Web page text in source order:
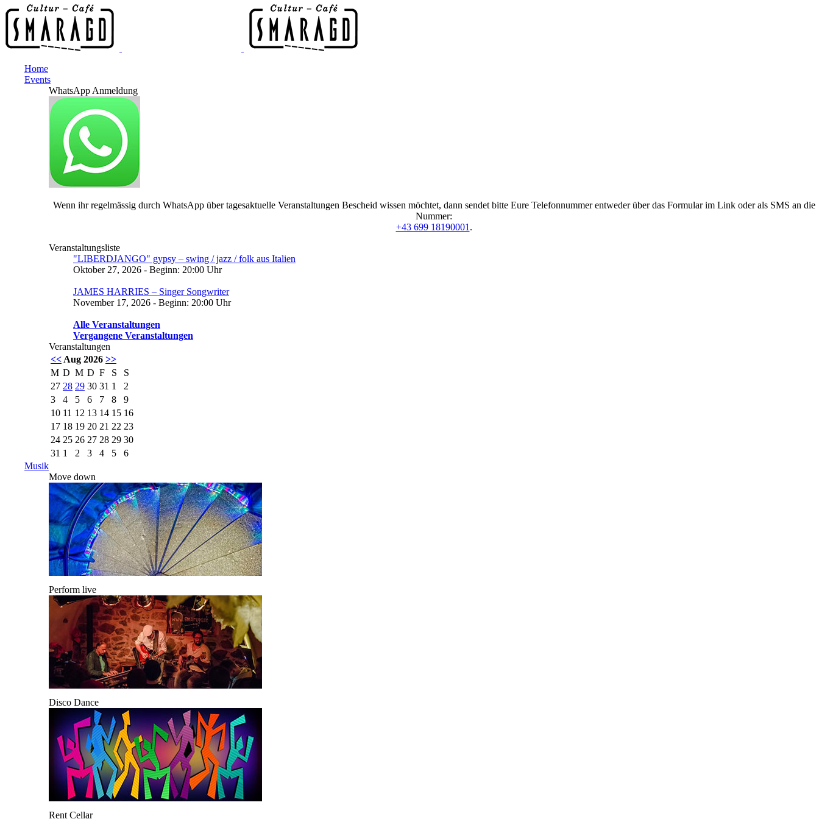
Home
Events
WhatsApp Anmeldung
Wenn ihr regelmässig durch WhatsApp über tagesaktuelle Veranstaltungen Bescheid wissen möchtet, dann sendet bitte Eure Telefonnummer entweder über das Formular im Link oder als SMS an die
Nummer:
+43 699 18190001 .
Veranstaltungsliste
"LIBERDJANGO" gypsy – swing / jazz / folk aus Italien
Oktober 27, 2026 - Beginn: 20:00 Uhr
JAMES HARRIES – Singer Songwriter
November 17, 2026 - Beginn: 20:00 Uhr
Alle Veranstaltungen
Vergangene Veranstaltungen
Veranstaltungen
<< Aug 2026 >>
M D M D F S
S
27 28 29 30 31 1
2
3
4 5 6 7 8
9
10 11 12 13 14 15 16
17 18 19 20 21 22 23
24 25 26 27 28 29 30
31 1 2 3 4 5
6
Musik
Move down
Perform live
Disco Dance
Rent Cellar